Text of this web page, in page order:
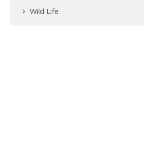
Wild Life